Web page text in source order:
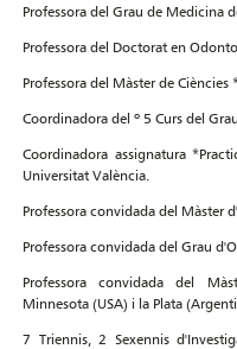
Professora del Grau de Medicina
Professora del Doctorat en
Professora del Màster de
Coordinadora del º 5 Curs del
Coordinadora assignatura
Universitat València.
Professora convidada del Màster
Professora convidada del Grau
Professora convidada del
Minnesota (USA) i la Plata
7 Triennis, 2 Sexennis